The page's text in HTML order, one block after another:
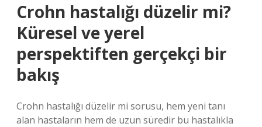
Crohn hastalığı düzelir mi?
Küresel ve yerel
perspektiften gerçekçi bir
bakış
Crohn hastalığı düzelir mi sorusu, hem yeni tanı
alan hastaların hem de uzun süredir bu hastalıkla